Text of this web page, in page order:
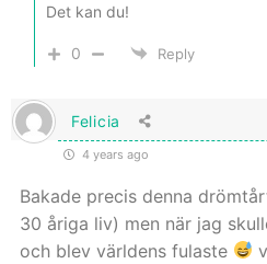
Det kan du!
0 Reply
Felicia
4 years ago
Bakade precis denna
30 åriga liv) men när jag
och blev världens fulaste